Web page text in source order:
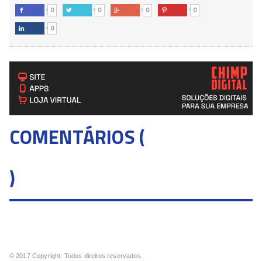
 0  0  0  0
 0
COMENTÁRIOS (
)
© 2017 Copyright. Todos direitos reservados.